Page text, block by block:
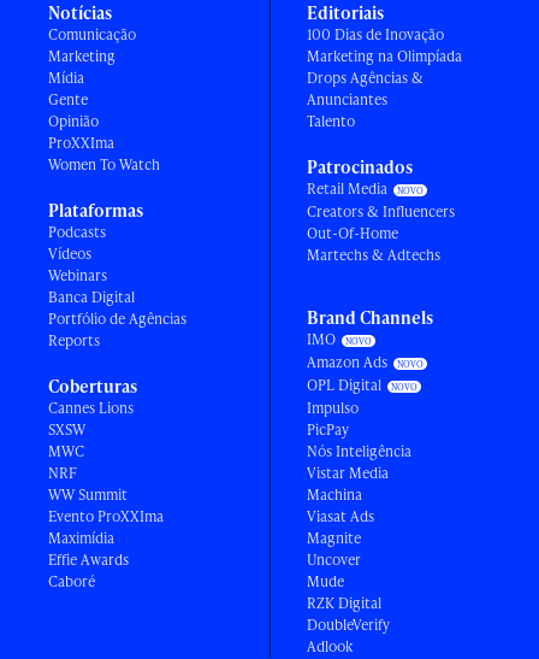
Notícias
Comunicação
Marketing
Mídia
Gente
Opinião
ProXXIma
Women To Watch
Plataformas
Podcasts
Vídeos
Webinars
Banca Digital
Portfólio de Agências
Reports
Coberturas
Cannes Lions
SXSW
MWC
NRF
WW Summit
Evento ProXXIma
Maximídia
Effie Awards
Caboré
Editoriais
100 Dias de Inovação
Marketing na Olimpíada
Drops Agências &
Anunciantes
Talento
Patrocinados
Retail Media
Creators & Influencers
Out-Of-Home
Martechs & Adtechs
Brand Channels
IMO
Amazon Ads
OPL Digital
Impulso
PicPay
Nós Inteligência
Vistar Media
Machina
Viasat Ads
Magnite
Uncover
Mude
RZK Digital
DoubleVerify
Adlook